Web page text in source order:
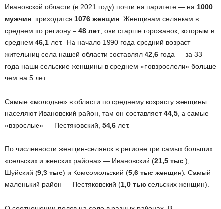
Ивановской области (в 2021 году) почти на паритете — на 1000
мужчин приходится 1076 женщин . Женщинам селянкам в
среднем по региону – 48 лет , они старше горожанок, которым в
среднем 46,1 лет. На начало 1990 года средний возраст
жительниц села нашей области составлял 42,6 года — за 33
года наши сельские женщины в среднем «повзрослели» больше
чем на 5 лет.
Самые «молодые» в области по среднему возрасту женщины
населяют Ивановский район, там он составляет44,5 , а самые
«взрослые» — Пестяковский, 54,6 лет.
По численности женщин-селянок в регионе три самых больших
«сельских и женских района» — Ивановский (21,5 тыс .),
Шуйский (9,3 тыс) и Комсомольский (5,6 тыс женщин). Самый
маленький район — Пестяковский (1,0 тыс сельских женщин).